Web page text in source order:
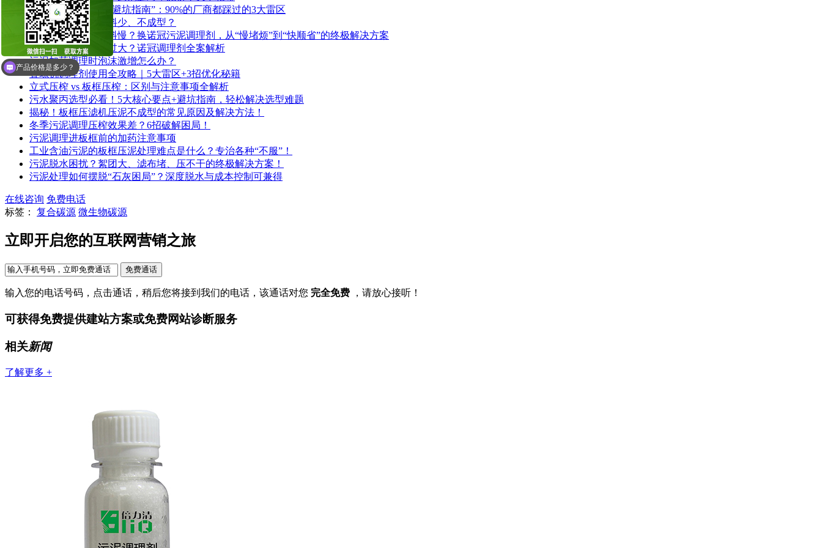
污泥脱水药剂选型“避坑指南”：90%的厂商都踩过的3大雷区
养殖污泥板框机进料少、不成型？
印染污泥进板框进料慢？换诺冠污泥调理剂，从“慢堵烦”到“快顺省”的终极解决方案
市政污泥石灰用量过大？诺冠调理剂全案解析
污泥加药调理时泡沫激增怎么办？
叠螺机调理剂使用全攻略｜5大雷区+3招优化秘籍
立式压榨 vs 板框压榨：区别与注意事项全解析
污水聚丙选型必看！5大核心要点+避坑指南，轻松解决选型难题
揭秘！板框压滤机压泥不成型的常见原因及解决方法！
冬季污泥调理压榨效果差？6招破解困局！
污泥调理进板框前的加药注意事项
工业含油污泥的板框压泥处理难点是什么？专治各种“不服”！
污泥脱水困扰？絮团大、滤布堵、压不干的终极解决方案！
污泥处理如何摆脱“石灰困局”？深度脱水与成本控制可兼得
在线咨询 免费电话
标签：
复合碳源 微生物碳源
立即开启您的互联网营销之旅
输入您的电话号码，点击通话，稍后您将接到我们的电话，该通话对您 完全免费 ，请放心接听！
可获得免费提供建站方案或免费网站诊断服务
相关新闻
了解更多 +
产品价格是多少？
可以给个联系电话吗？